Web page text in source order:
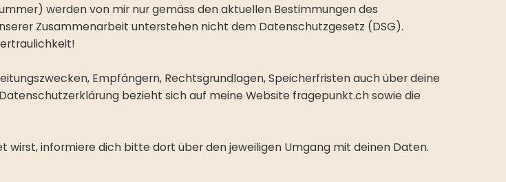
werden von mir nur gemäss den aktuellen Bestimmungen des
Zusammenarbeit unterstehen nicht dem Datenschutzgesetz (DSG).
Empfängern, Rechtsgrundlagen, Speicherfristen auch über deine
bezieht sich auf meine Website fragepunkt.ch sowie die
wirst, informiere dich bitte dort über den jeweiligen Umgang mit deinen Daten.